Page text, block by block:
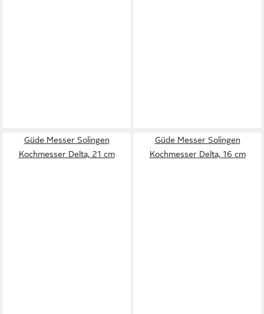
Güde Messer Solingen
Kochmesser Delta, 21 cm
Güde Messer Solingen
Kochmesser Delta, 16 cm